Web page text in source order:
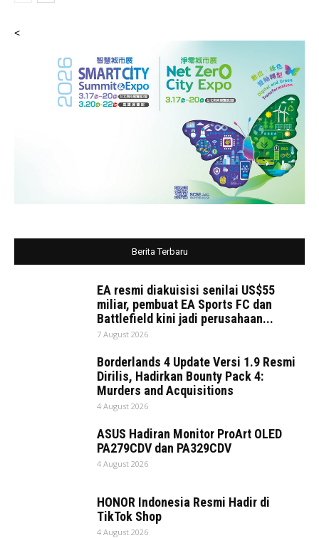
<
Berita Terbaru
EA resmi diakuisisi senilai US$55
miliar, pembuat EA Sports FC dan
Battlefield kini jadi perusahaan...
7 August 2026
Borderlands 4 Update Versi 1.9 Resmi
Dirilis, Hadirkan Bounty Pack 4:
Murders and Acquisitions
4 August 2026
ASUS Hadiran Monitor ProArt OLED
PA279CDV dan PA329CDV
4 August 2026
HONOR Indonesia Resmi Hadir di
TikTok Shop
4 August 2026